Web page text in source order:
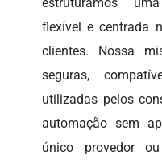
estruturamos
flexível e centrada
clientes. Nossa
seguras,
utilizadas pelos
automação sem
único provedor